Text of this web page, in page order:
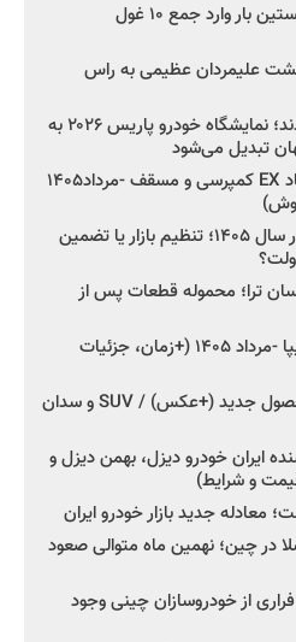
۳ خودروساز چینی برای نخستین بار وارد جمع ۱۰ غول
علیمردان عظیمی به راس
چینی‌ها به قلب اروپا رسیدند؛ نمایشگاه خودرو پاریس ۲۰۲۶ به
تبدیل می‌شود
شروع فروش اقساطی زامیاد EX کمپرسی و مسقف -مرداد۱۴۰۵
راز واردات ۷۵ هزار خودرو در سال ۱۴۰۵؛ تنظیم بازار یا تضمین
ترا؛ محموله قطعات پس از
شروع فروش کوییک S سایپا -مرداد ۱۴۰۵ (+زمان، جزئیات
کرمان موتور به دنبال ۲ محصول جدید (+عکس) / SUV و سدان
ایران خودرو دیزل، بهمن دیزل و
جدید بازار خودرو ایران
در چین؛ نهمین ماه متوالی صعود
از خودروسازان چینی وجود